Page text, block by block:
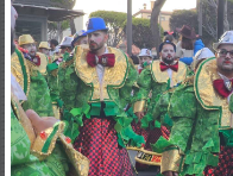
Kanarischen
Inseln